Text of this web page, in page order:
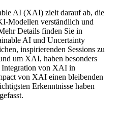
AI (XAI) zielt darauf ab, die
Modellen verständlich und
Details finden Sie in
AI und Uncertainty
inspirierenden Sessions zu
um XAI, haben besonders
Integration von XAI in
von XAI einen bleibenden
Erkenntnisse haben